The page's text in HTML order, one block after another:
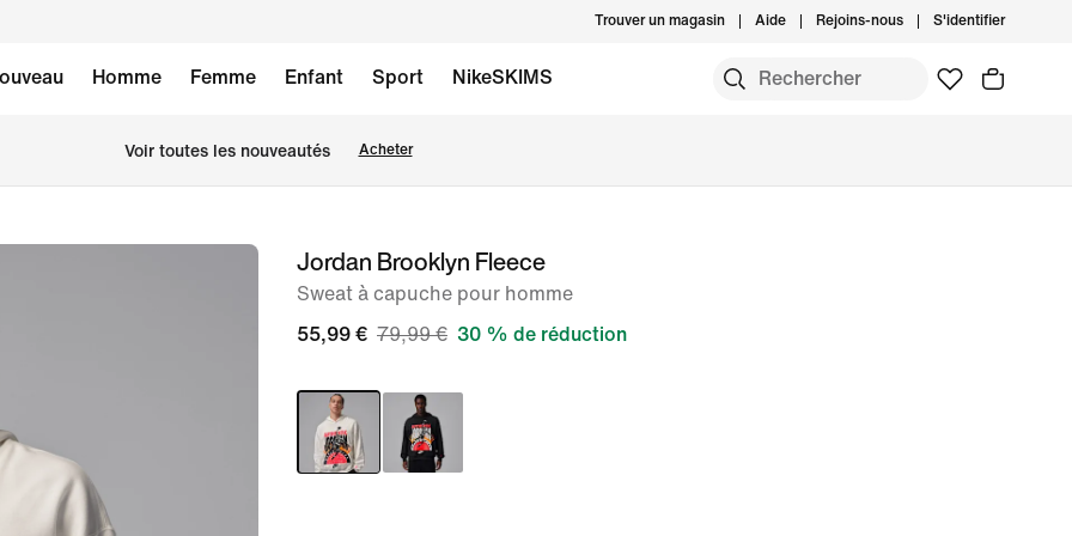
Trouver un magasin Aide Rejoins-nous S'identifier
Homme Femme Enfant Sport NikeSKIMS
Voir toutes les nouveautés Acheter
image 1Jordan Brooklyn Fleece
Sweat à capuche pour homme
55,99 € 79,99 € 30 % de réduction